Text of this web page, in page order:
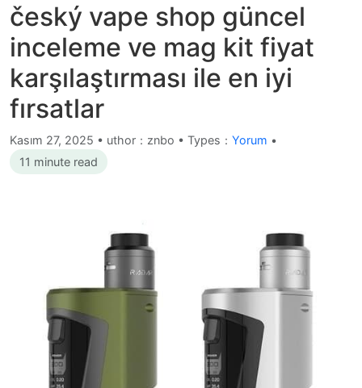
český vape shop güncel
inceleme ve mag kit fiyat
karşılaştırması ile en iyi
fırsatlar
Kasım 27, 2025 • uthor：znbo • Types： Yorum •
11 minute read